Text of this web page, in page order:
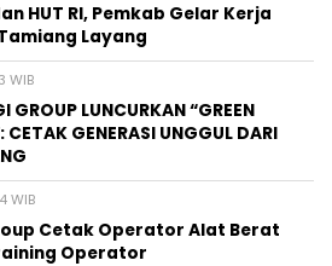
HUT RI, Pemkab Gelar Kerja
Layang
WIB
GROUP LUNCURKAN “GREEN
CETAK GENERASI UNGGUL DARI
WIB
Cetak Operator Alat Berat
Operator